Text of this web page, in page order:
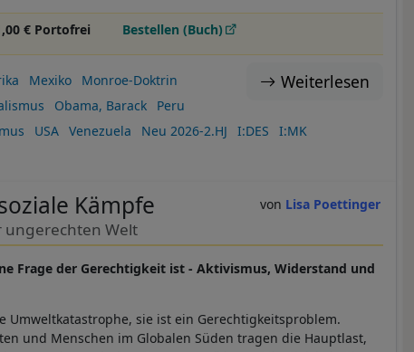
€ Portofrei Bestellen (Buch)
Weiterlesen
Mexiko
Monroe-Doktrin
Obama, Barack
Peru
USA Venezuela Neu 2026-2.HJ I:DES I:MK
Lisa Poettinger
Kämpfe
ungerechten Welt
Frage der Gerechtigkeit ist - Aktivismus, Widerstand und
Umweltkatastrophe, sie ist ein Gerechtigkeitsproblem.
und Menschen im Globalen Süden tragen die Hauptlast,